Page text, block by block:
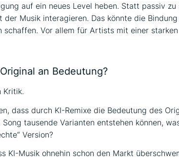
auf ein neues Level heben. Statt passiv zu
der Musik interagieren. Das könnte die
schaffen. Vor allem für Artists mit einer
an Bedeutung?
Kritik.
dass durch KI-Remixe die Bedeutung des
Song tausende Varianten entstehen können,
Version?
KI-Musik ohnehin schon den Markt